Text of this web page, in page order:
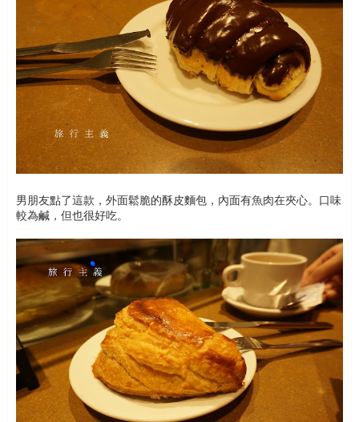
男朋友點了這款，外面鬆脆的酥皮麵包，內面有魚肉在夾心。口味
較為鹹，但也很好吃。